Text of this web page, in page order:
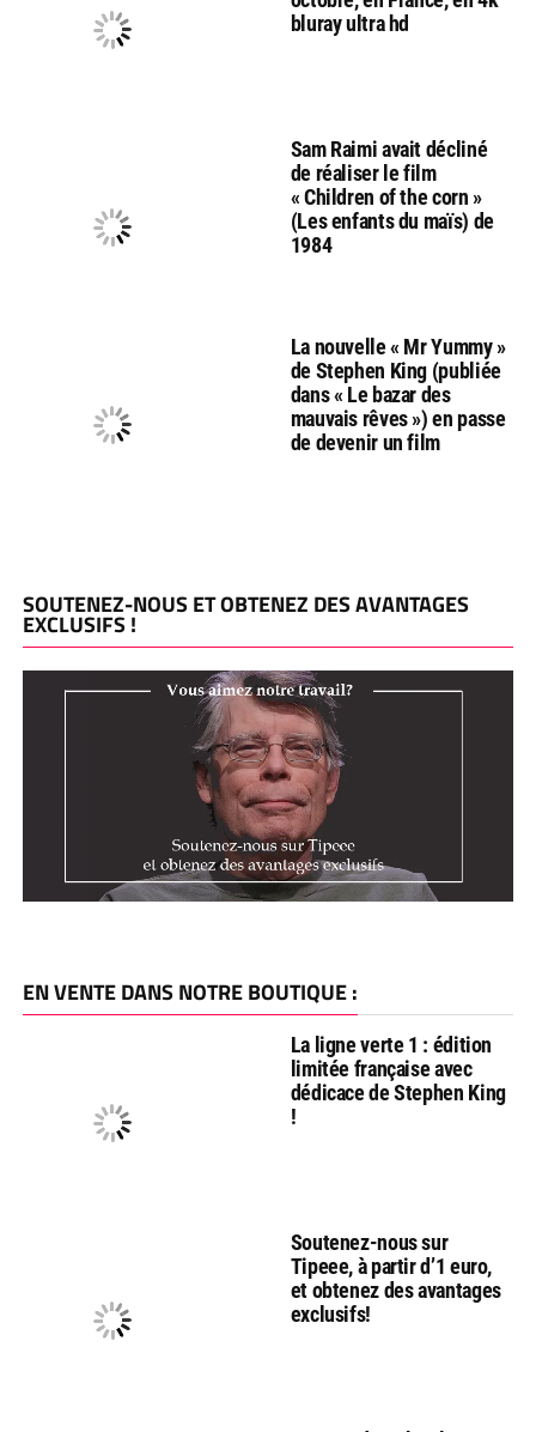
bluray ultra hd
Sam Raimi avait décliné
de réaliser le film
« Children of the corn »
(Les enfants du maïs) de
1984
La nouvelle « Mr Yummy »
de Stephen King (publiée
dans « Le bazar des
mauvais rêves ») en passe
de devenir un film
SOUTENEZ-NOUS ET OBTENEZ DES AVANTAGES
EXCLUSIFS !
EN VENTE DANS NOTRE BOUTIQUE :
La ligne verte 1 : édition
limitée française avec
dédicace de Stephen King
!
Soutenez-nous sur
Tipeee, à partir d’1 euro,
et obtenez des avantages
exclusifs!